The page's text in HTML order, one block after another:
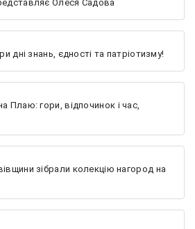
Олеся Садова
дні знань, єдності та патріотизму!
Плаю: гори, відпочинок і час,
зібрали колекцію нагород на